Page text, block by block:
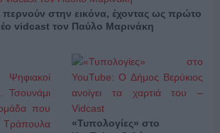
περνούν στην εικόνα, έχοντας ως πρώτο
vidcast τον Παύλο Μαρινάκη
«Τυπολογίες» στο